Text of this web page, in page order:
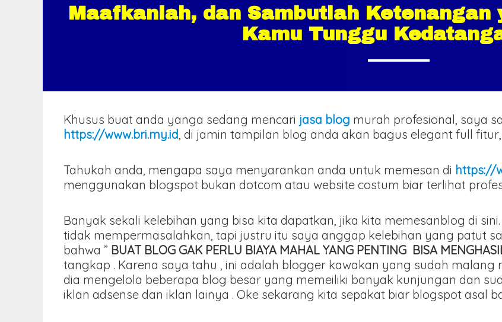
Maafkanlah, dan Sambutlah
Kamu Tunggu
Khusus buat anda yanga sedang mencari jasa blog murah profesional, saya
https://www.bri.my.id, di jamin tampilan blog anda akan bagus elegant full
Tahukah anda, mengapa saya menyarankan anda untuk memesan di https://
menggunakan blogspot bukan dotcom atau website costum biar terlihat
Banyak sekali kelebihan yang bisa kita dapatkan, jika kita memesanblog di
tidak mempermasalahkan, tapi justru itu saya anggap kelebihan yang patut
bahwa ” BUAT BLOG GAK PERLU BIAYA MAHAL YANG PENTING BISA
tangkap . Karena saya tahu , ini adalah blogger kawakan yang sudah
dia mengelola beberapa blog besar yang memeiliki banyak kunjungan dan
iklan adsense dan iklan lainya . Oke sekarang kita sepakat biar blogspot asal